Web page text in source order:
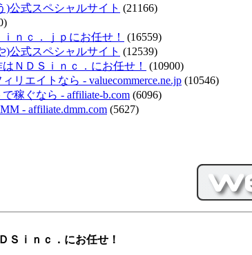
)公式スペシャルサイト (21166)
ｎｃ．ｊｐにお任せ！
(16559)
)公式スペシャルサイト (12539)
ＮＤＳｉｎｃ．にお任せ！
(10900)
リエイトなら - valuecommerce.ne.jp (10546)
稼ぐなら - affiliate-b.com (6096)
- affiliate.dmm.com (5627)
Ｓｉｎｃ．にお任せ！